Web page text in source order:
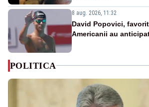
8 aug. 2026, 11:32
David Popovici,
Americanii au
POLITICA